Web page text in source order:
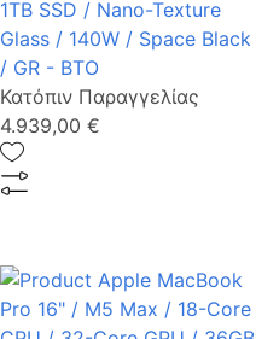
1TB SSD / Nano-Texture
Glass / 140W / Space Black
/ GR - BTO
Κατόπιν Παραγγελίας
4.939,00 €